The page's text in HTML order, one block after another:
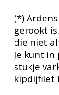
(*)
gerookt
die niet
Je kunt
stukje
kipdijfilet